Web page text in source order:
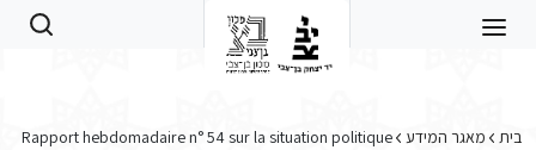
בית מאגר המידע
Rapport hebdomadaire n° 54 sur la situation politique